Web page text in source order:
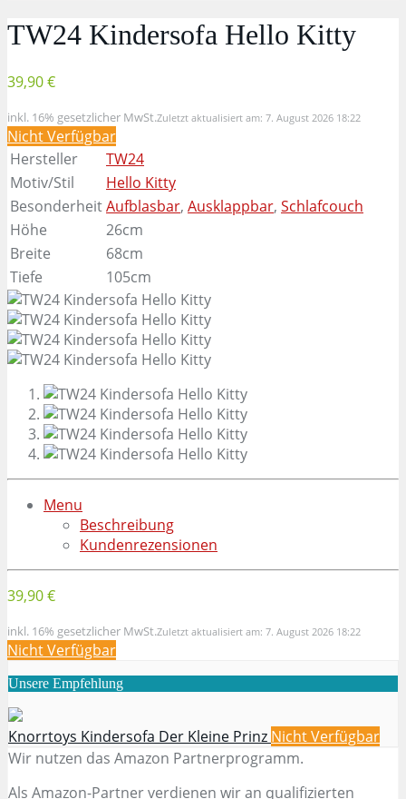
TW24 Kindersofa Hello Kitty
39,90 €
inkl. 16% gesetzlicher MwSt.Zuletzt aktualisiert am: 7. August 2026 18:22
Nicht Verfügbar
Hersteller
TW24
Motiv/Stil
Hello Kitty
BesonderheitAufblasbar, Ausklappbar, Schlafcouch
Höhe
26cm
Breite
68cm
Tiefe
105cm
Menu
Beschreibung
Kundenrezensionen
39,90 €
inkl. 16% gesetzlicher MwSt.Zuletzt aktualisiert am: 7. August 2026 18:22
Nicht Verfügbar
Unsere Empfehlung
Knorrtoys Kindersofa Der Kleine Prinz Nicht Verfügbar
Wir nutzen das Amazon Partnerprogramm.
Als Amazon-Partner verdienen wir an qualifizierten